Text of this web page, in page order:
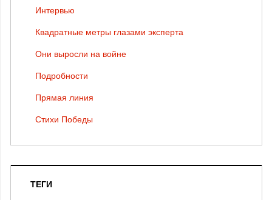
Интервью
Квадратные метры глазами эксперта
Они выросли на войне
Подробности
Прямая линия
Стихи Победы
ТЕГИ